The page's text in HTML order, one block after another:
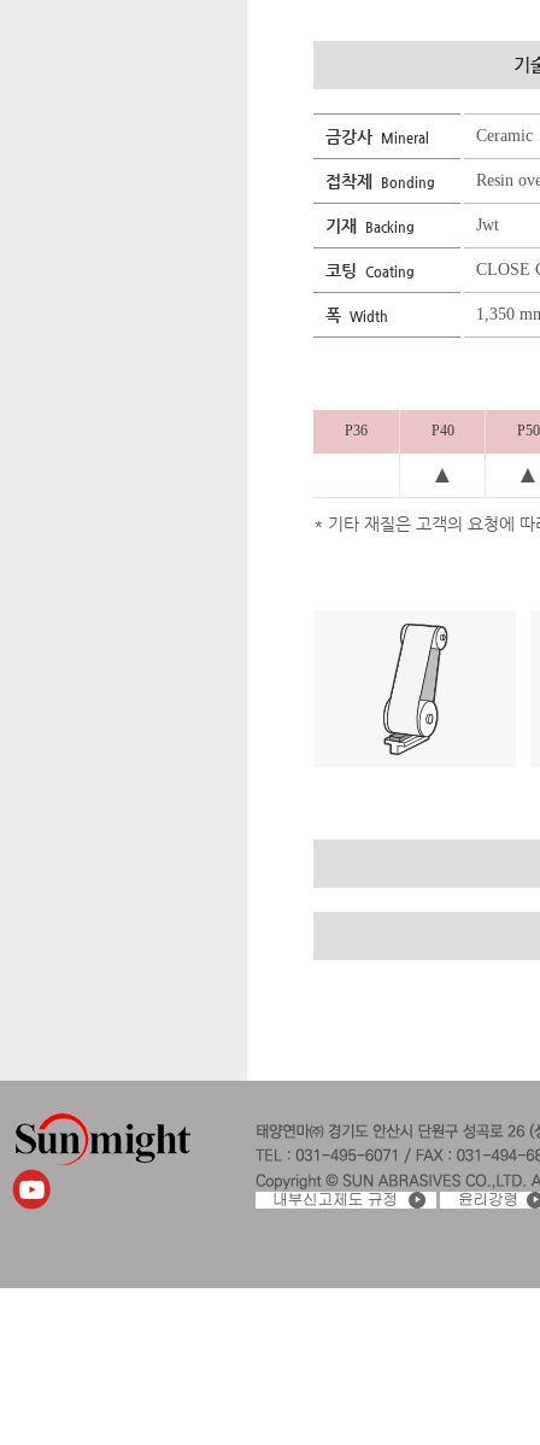
금강사 Mineral Ceramic
접착제 Bonding Resin
기재 Backing Jwt
코팅 Coating CLOSE
폭 Width 1,350
P36 P40 P50
▲ ▲
* 기타 재질은 고객의 요청에